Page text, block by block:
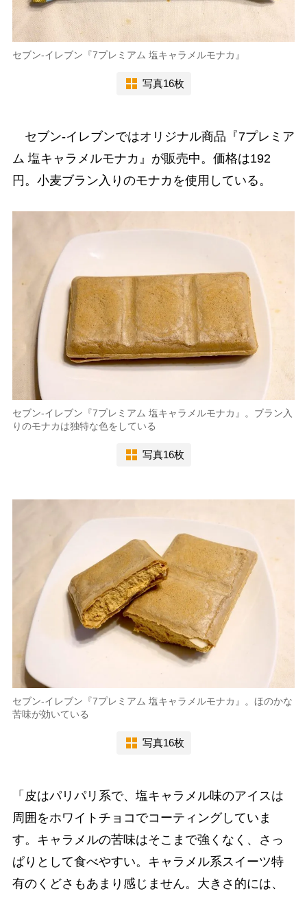
セブン-イレブン『7プレミアム 塩キャラメルモナカ』
写真16枚
セブン-イレブンではオリジナル商品『7プレミア
ム 塩キャラメルモナカ』が販売中。価格は192
円。小麦ブラン入りのモナカを使用している。
セブン-イレブン『7プレミアム 塩キャラメルモナカ』。ブラン入
りのモナカは独特な色をしている
写真16枚
セブン-イレブン『7プレミアム 塩キャラメルモナカ』。ほのかな
苦味が効いている
写真16枚
「皮はパリパリ系で、塩キャラメル味のアイスは
周囲をホワイトチョコでコーティングしていま
す。キャラメルの苦味はそこまで強くなく、さっ
ぱりとして食べやすい。キャラメル系スイーツ特
有のくどさもあまり感じません。大きさ的には、